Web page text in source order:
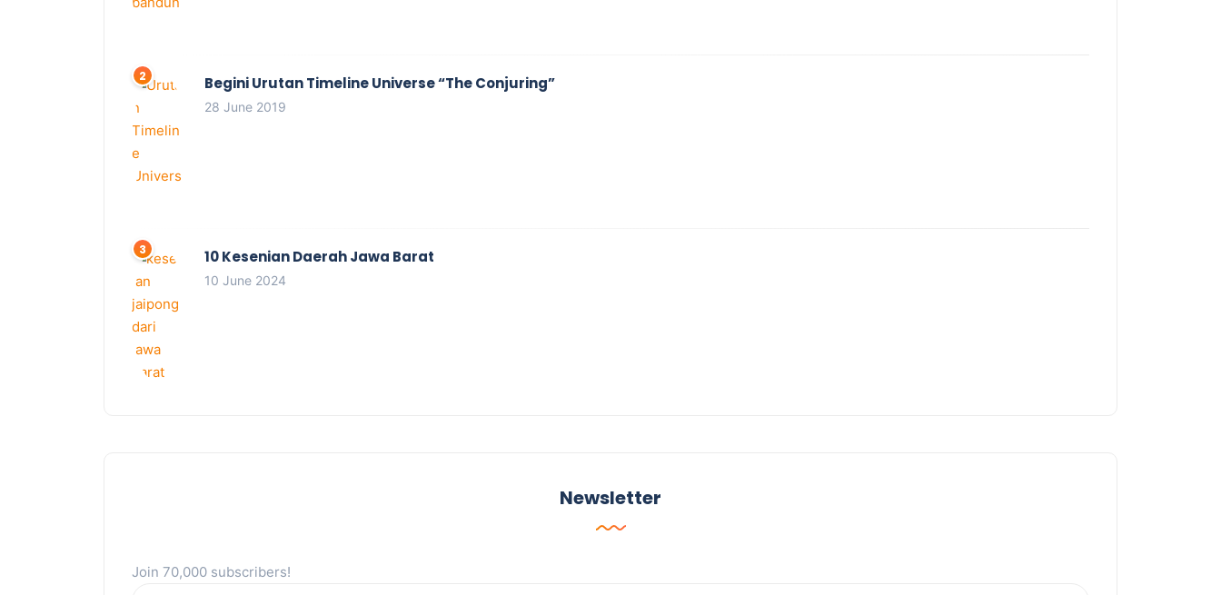
Begini Urutan Timeline Universe “The Conjuring”
28 June 2019
10 Kesenian Daerah Jawa Barat
10 June 2024
Newsletter
Join 70,000 subscribers!